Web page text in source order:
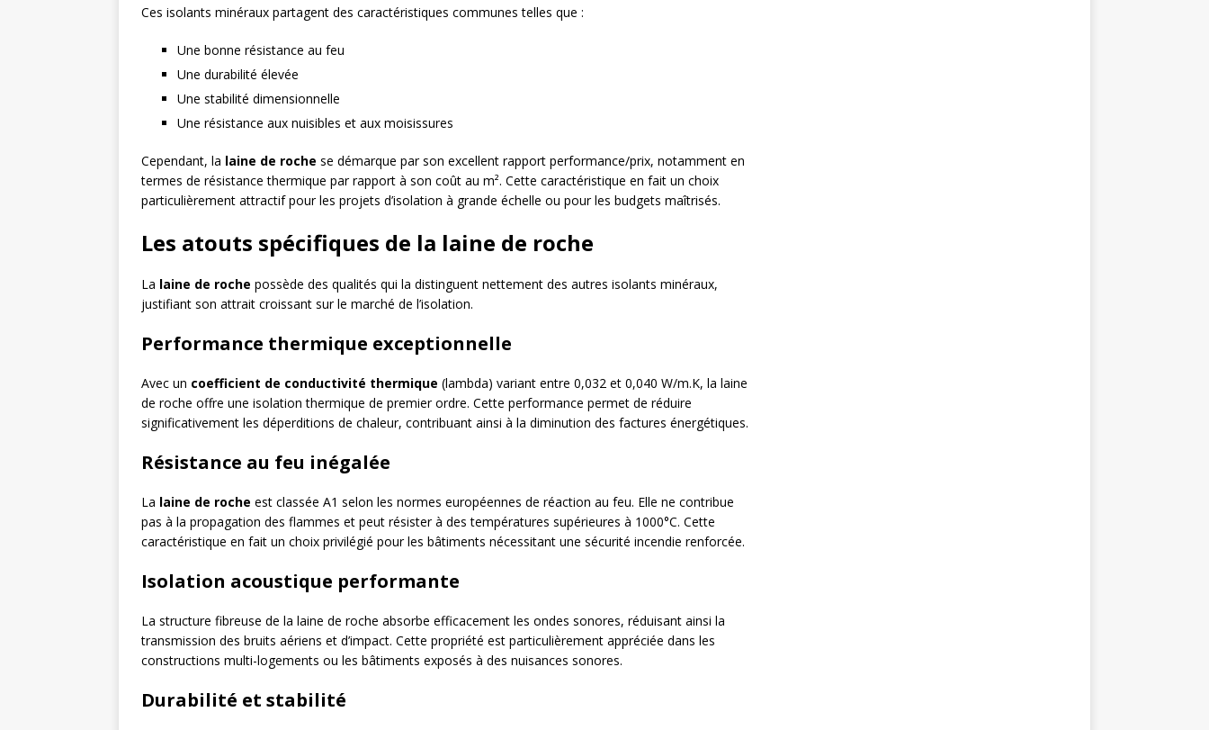
Ces isolants minéraux partagent des caractéristiques communes telles que :
Une bonne résistance au feu
Une durabilité élevée
Une stabilité dimensionnelle
Une résistance aux nuisibles et aux moisissures
Cependant, la laine de roche se démarque par son excellent rapport performance/prix, notamment en
termes de résistance thermique par rapport à son coût au m². Cette caractéristique en fait un choix
particulièrement attractif pour les projets d’isolation à grande échelle ou pour les budgets maîtrisés.
Les atouts spécifiques de la laine de roche
La laine de roche possède des qualités qui la distinguent nettement des autres isolants minéraux,
justifiant son attrait croissant sur le marché de l’isolation.
Performance thermique exceptionnelle
Avec un coefficient de conductivité thermique (lambda) variant entre 0,032 et 0,040 W/m.K, la laine
de roche offre une isolation thermique de premier ordre. Cette performance permet de réduire
significativement les déperditions de chaleur, contribuant ainsi à la diminution des factures énergétiques.
Résistance au feu inégalée
La laine de roche est classée A1 selon les normes européennes de réaction au feu. Elle ne contribue
pas à la propagation des flammes et peut résister à des températures supérieures à 1000°C. Cette
caractéristique en fait un choix privilégié pour les bâtiments nécessitant une sécurité incendie renforcée.
Isolation acoustique performante
La structure fibreuse de la laine de roche absorbe efficacement les ondes sonores, réduisant ainsi la
transmission des bruits aériens et d’impact. Cette propriété est particulièrement appréciée dans les
constructions multi-logements ou les bâtiments exposés à des nuisances sonores.
Durabilité et stabilité